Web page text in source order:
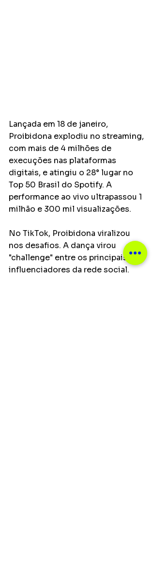
Lançada em 18 de janeiro,
Proibidona explodiu no streaming,
com mais de 4 milhões de
execuções nas plataformas
digitais, e atingiu o 28° lugar no
Top 50 Brasil do Spotify. A
performance ao vivo ultrapassou 1
milhão e 300 mil visualizações.
No TikTok, Proibidona viralizou
nos desafios. A dança virou
"challenge" entre os principais
influenciadores da rede social.